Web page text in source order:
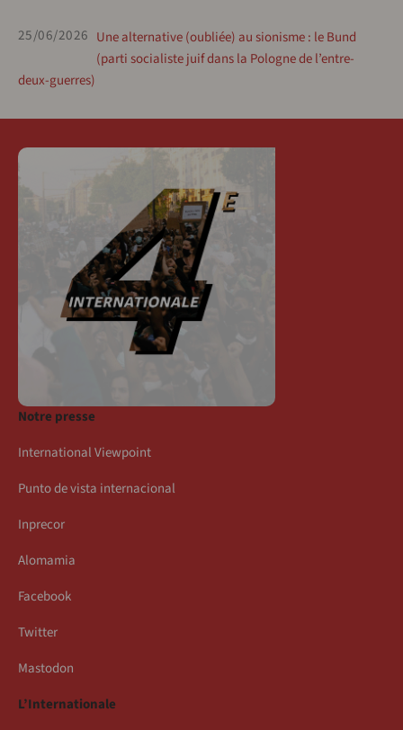
25/06/2026 Une alternative (oubliée) au sionisme : le Bund
(parti socialiste juif dans la Pologne de l’entre-
deux-guerres)
Notre presse
International Viewpoint
Punto de vista internacional
Inprecor
Alomamia
Facebook
Twitter
Mastodon
L’Internationale